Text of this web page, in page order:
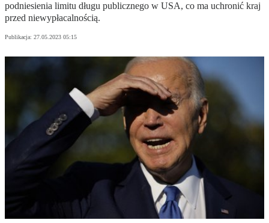
podniesienia limitu długu publicznego w USA, co ma uchronić kraj
przed niewypłacalnością.
Publikacja: 27.05.2023 05:15